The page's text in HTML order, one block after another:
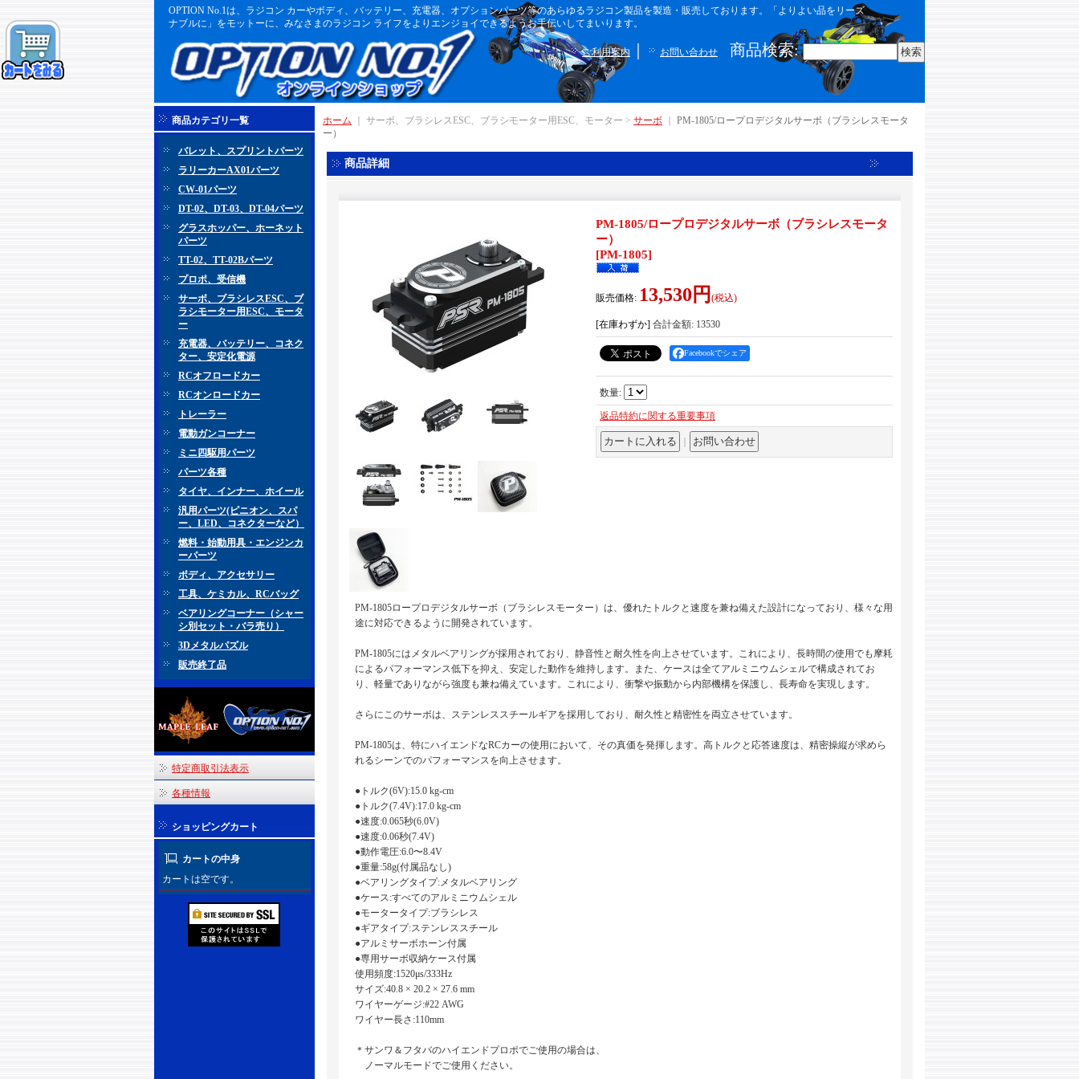
OPTION No.1は、ラジコン カーやボディ、バッテリー、充電器、オプションパーツ等のあらゆるラジコン製品を製造・販売しております。「よりよい品をリーズ
ナブルに」をモットーに、みなさまのラジコン ライフをよりエンジョイできるようお手伝いしてまいります。
ご利用案内 お問い合わせ 商品検索:
商品カテゴリ一覧
バレット、スプリントパーツ
ラリーカーAX01パーツ
CW-01パーツ
DT-02、DT-03、DT-04パーツ
グラスホッパー、ホーネット
パーツ
TT-02、TT-02Bパーツ
プロポ、受信機
サーボ、ブラシレスESC、ブ
ラシモーター用ESC、モータ
ー
充電器、バッテリー、コネク
ター、安定化電源
RCオフロードカー
RCオンロードカー
トレーラー
電動ガンコーナー
ミニ四駆用パーツ
パーツ各種
タイヤ、インナー、ホイール
汎用パーツ(ピニオン、スパ
ー、LED、コネクターなど）
燃料・始動用具・エンジンカ
ーパーツ
ボディ、アクセサリー
工具、ケミカル、RCバッグ
ベアリングコーナー（シャー
シ別セット・バラ売り）
3Dメタルパズル
販売終了品
特定商取引法表示
各種情報
ショッピングカート
カートの中身
カートは空です。
ホーム ｜ サーボ、ブラシレスESC、ブラシモーター用ESC、モーター > サーボ
PM-1805/ロープロデジタルサーボ（ブラシレスモータ
ー）
商品詳細
PM-1805/ロープロデジタルサーボ（ブラシレスモータ
ー）
[PM-1805]
販売価格: 13,530円 (税込)
[在庫わずか] 合計金額: 13530
Facebookでシェア
数量:
返品特約に関する重要事項
PM-1805ロープロデジタルサーボ（ブラシレスモーター）は、優れたトルクと速度を兼ね備えた設計になっており、様々な用
途に対応できるように開発されています。
PM-1805にはメタルベアリングが採用されており、静音性と耐久性を向上させています。これにより、長時間の使用でも摩耗
によるパフォーマンス低下を抑え、安定した動作を維持します。また、ケースは全てアルミニウムシェルで構成されてお
り、軽量でありながら強度も兼ね備えています。これにより、衝撃や振動から内部機構を保護し、長寿命を実現します。
さらにこのサーボは、ステンレススチールギアを採用しており、耐久性と精密性を両立させています。
PM-1805は、特にハイエンドなRCカーの使用において、その真価を発揮します。高トルクと応答速度は、精密操縦が求めら
れるシーンでのパフォーマンスを向上させます。
●トルク(6V):15.0 kg-cm
●トルク(7.4V):17.0 kg-cm
●速度:0.065秒(6.0V)
●速度:0.06秒(7.4V)
●動作電圧:6.0〜8.4V
●重量:58g(付属品なし)
●ベアリングタイプ:メタルベアリング
●ケース:すべてのアルミニウムシェル
●モータータイプ:ブラシレス
●ギアタイプ:ステンレススチール
●アルミサーボホーン付属
●専用サーボ収納ケース付属
使用頻度:1520μs/333Hz
サイズ:40.8 × 20.2 × 27.6 mm
ワイヤーゲージ:#22 AWG
ワイヤー長さ:110mm
＊サンワ＆フタバのハイエンドプロポでご使用の場合は、
ノーマルモードでご使用ください。